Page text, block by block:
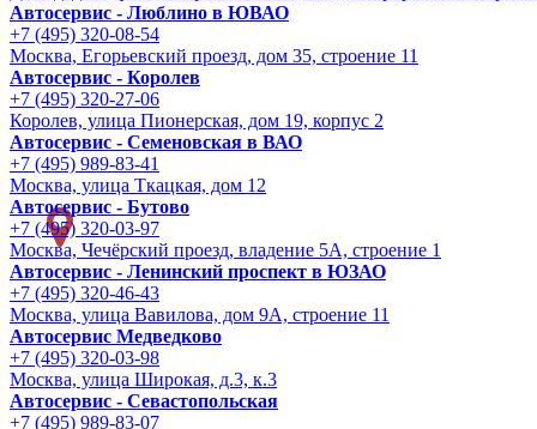
Автосервис - Люблино в ЮВАО
+7 (495) 320-08-54
Москва, Егорьевский проезд, дом 35, строение 11
Автосервис - Королев
+7 (495) 320-27-06
Королев, улица Пионерская, дом 19, корпус 2
Автосервис - Семеновская в ВАО
+7 (495) 989-83-41
Москва, улица Ткацкая, дом 12
Автосервис - Бутово
+7 (495) 320-03-97
Москва, Чечёрский проезд, владение 5А, строение 1
Автосервис - Ленинский проспект в ЮЗАО
+7 (495) 320-46-43
Москва, улица Вавилова, дом 9A, строение 11
Автосервис Медведково
+7 (495) 320-03-98
Москва, улица Широкая, д.3, к.3
Автосервис - Cевастопольская
+7 (495) 989-83-07